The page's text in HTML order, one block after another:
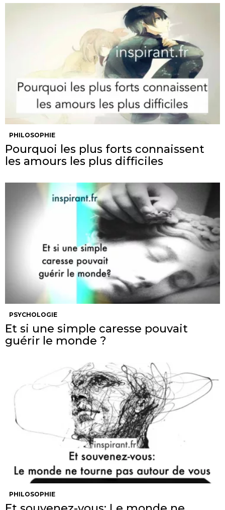
PHILOSOPHIE
Pourquoi les plus forts connaissent
les amours les plus difficiles
PSYCHOLOGIE
Et si une simple caresse pouvait
guérir le monde ?
PHILOSOPHIE